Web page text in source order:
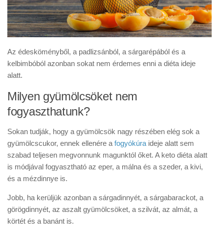
Az édesköményből, a padlizsánból, a sárgarépából és a
kelbimbóból azonban sokat nem érdemes enni a diéta ideje
alatt.
Milyen gyümölcsöket nem
fogyaszthatunk?
Sokan tudják, hogy a gyümölcsök nagy részében elég sok a
gyümölcscukor, ennek ellenére a fogyókúra ideje alatt sem
szabad teljesen megvonnunk magunktól őket. A keto diéta alatt
is módjával fogyasztható az eper, a málna és a szeder, a kivi,
és a mézdinnye is.
Jobb, ha kerüljük azonban a sárgadinnyét, a sárgabarackot, a
görögdinnyét, az aszalt gyümölcsöket, a szilvát, az almát, a
körtét és a banánt is.